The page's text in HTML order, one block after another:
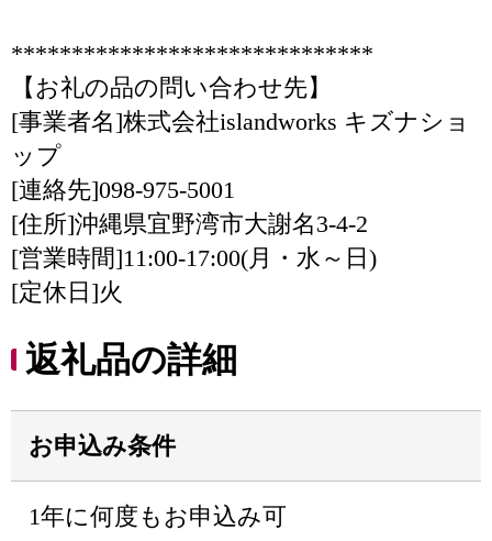
******************************
【お礼の品の問い合わせ先】
[事業者名]株式会社islandworks キズナショ
ップ
[連絡先]098-975-5001
[住所]沖縄県宜野湾市大謝名3-4-2
[営業時間]11:00-17:00(月・水～日)
[定休日]火
返礼品の詳細
お申込み条件
1年に何度もお申込み可